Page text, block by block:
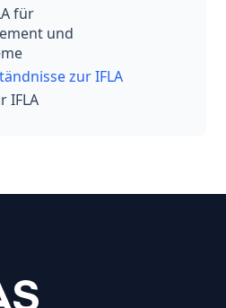
für
und
zur IFLA
IFLA